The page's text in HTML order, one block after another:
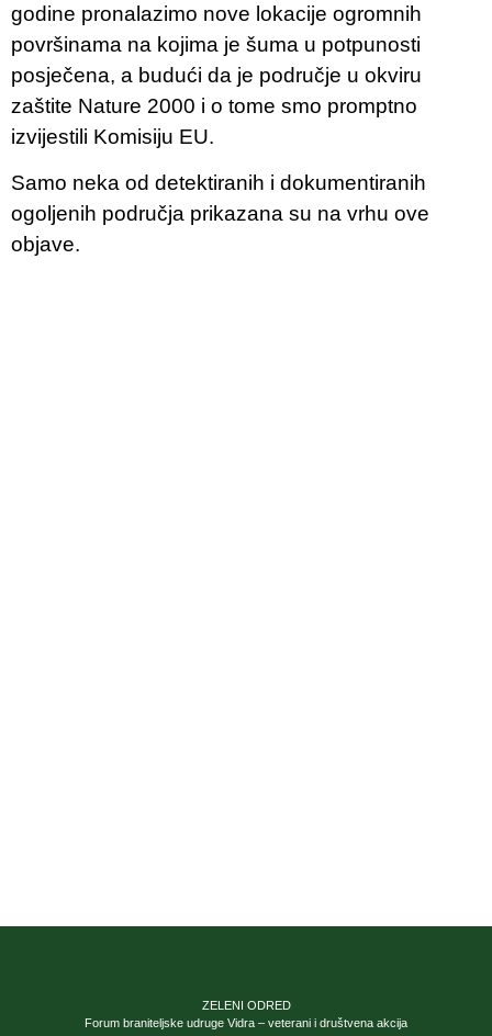
godine pronalazimo nove lokacije ogromnih
površinama na kojima je šuma u potpunosti
posječena, a budući da je područje u okviru
zaštite Nature 2000 i o tome smo promptno
izvijestili Komisiju EU.
Samo neka od detektiranih i dokumentiranih
ogoljenih područja prikazana su na vrhu ove
objave.
ZELENI ODRED
Forum braniteljske udruge Vidra – veterani i društvena akcija